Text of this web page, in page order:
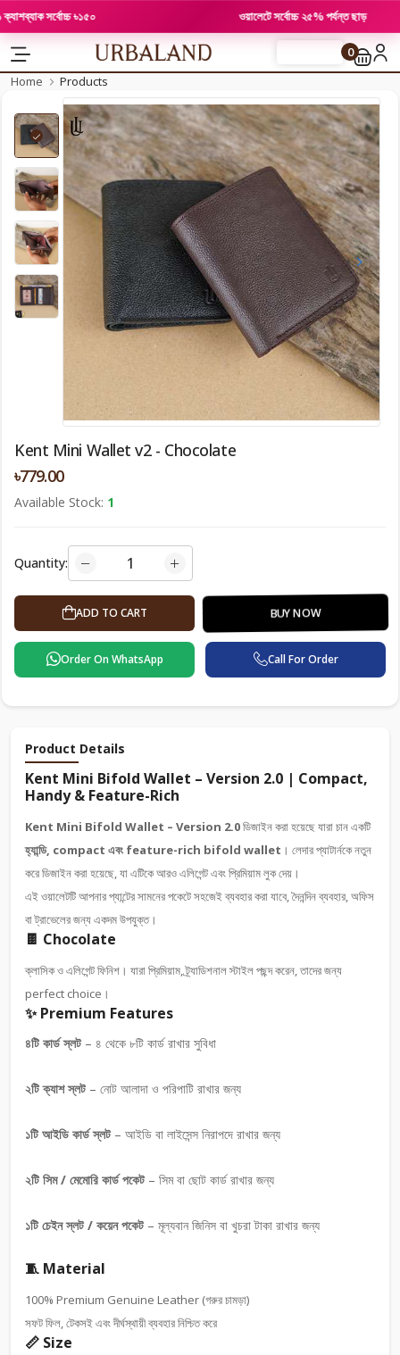
সর্বোচ্চ ৳১৫০ ওয়ালেটে সর্বোচ্চ ২৫% পর্যন্ত ছাড়
0
Home
Products
Kent Mini Wallet v2 - Chocolate
৳779.00
Available Stock: 1
Quantity:
ADD TO CART BUY NOW
Order On WhatsApp Call For Order
Product Details
Kent Mini Bifold Wallet – Version 2.0 | Compact,
Handy & Feature-Rich
Kent Mini Bifold Wallet – Version 2.0ডিজাইন করা হয়েছে যারা চান একটি
হ্যান্ডি, compact এবং feature-rich bifold wallet । লেদার প্যাটার্নকে নতুন
করে ডিজাইন করা হয়েছে, যা এটিকে আরও এলিগেন্ট এবং প্রিমিয়াম লুক দেয়।
এই ওয়ালেটটি আপনার প্যান্টের সামনের পকেটে সহজেই ব্যবহার করা যাবে, দৈনন্দিন ব্যবহার, অফিস
বা ট্রাভেলের জন্য একদম উপযুক্ত।
🍫 Chocolate
ক্লাসিক ও এলিগেন্ট ফিনিশ। যারা প্রিমিয়াম, ট্র্যাডিশনাল স্টাইল পছন্দ করেন, তাদের জন্য
perfect choice।
✨ Premium Features
৪টি কার্ড স্লট– ৪ থেকে ৮টি কার্ড রাখার সুবিধা
২টি ক্যাশ স্লট– নোট আলাদা ও পরিপাটি রাখার জন্য
১টি আইডি কার্ড স্লট– আইডি বা লাইসেন্স নিরাপদে রাখার জন্য
২টি সিম / মেমোরি কার্ড পকেট– সিম বা ছোট কার্ড রাখার জন্য
১টি চেইন স্লট / কয়েন পকেট– মূল্যবান জিনিস বা খুচরা টাকা রাখার জন্য
🧵 Material
100% Premium Genuine Leather (গরুর চামড়া)
সফট ফিল, টেকসই এবং দীর্ঘস্থায়ী ব্যবহার নিশ্চিত করে
📏 Size